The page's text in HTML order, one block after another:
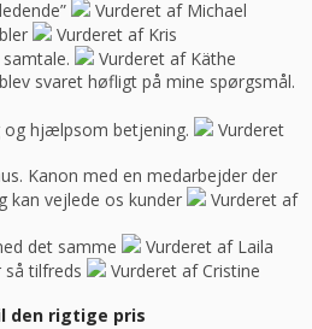
Vurderet af Michael
Vurderet af Kris
Vurderet af Käthe
svaret høfligt på mine spørgsmål.
og hjælpsom betjening.
Vurderet
Kanon med en medarbejder der
kan vejlede os kunder
Vurderet af
det samme
Vurderet af Laila
så tilfreds
Vurderet af Cristine
den rigtige pris